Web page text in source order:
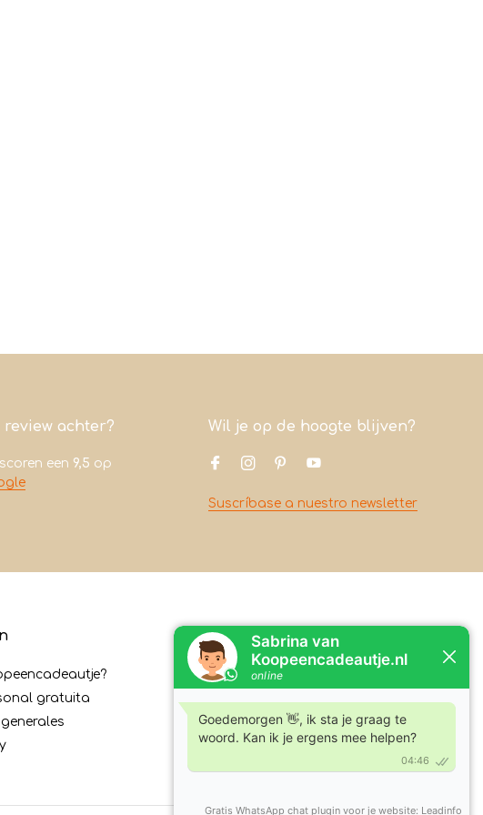
review achter?
een 9,5 op
Wil je op de hoogte blijven?
Suscríbase a nuestro newsletter
gratuita
Contacto
Koopeencadeautje.nl
7731DC Ommen
Tel:+31630210762
Correo electrónico: